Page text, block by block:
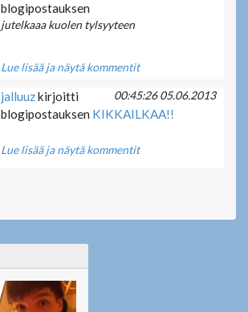
blogipostauksen
jutelkaaa kuolen tylsyyteen
Lue lisää ja näytä kommentit
00:45:26 05.06.2013
jalluuzkirjoitti
blogipostauksen KIKKAILKAA!!
Lue lisää ja näytä kommentit